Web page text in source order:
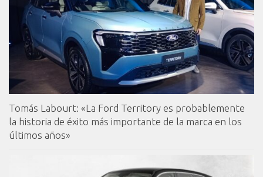
Tomás Labourt: «La Ford Territory es probablemente
la historia de éxito más importante de la marca en los
últimos años»